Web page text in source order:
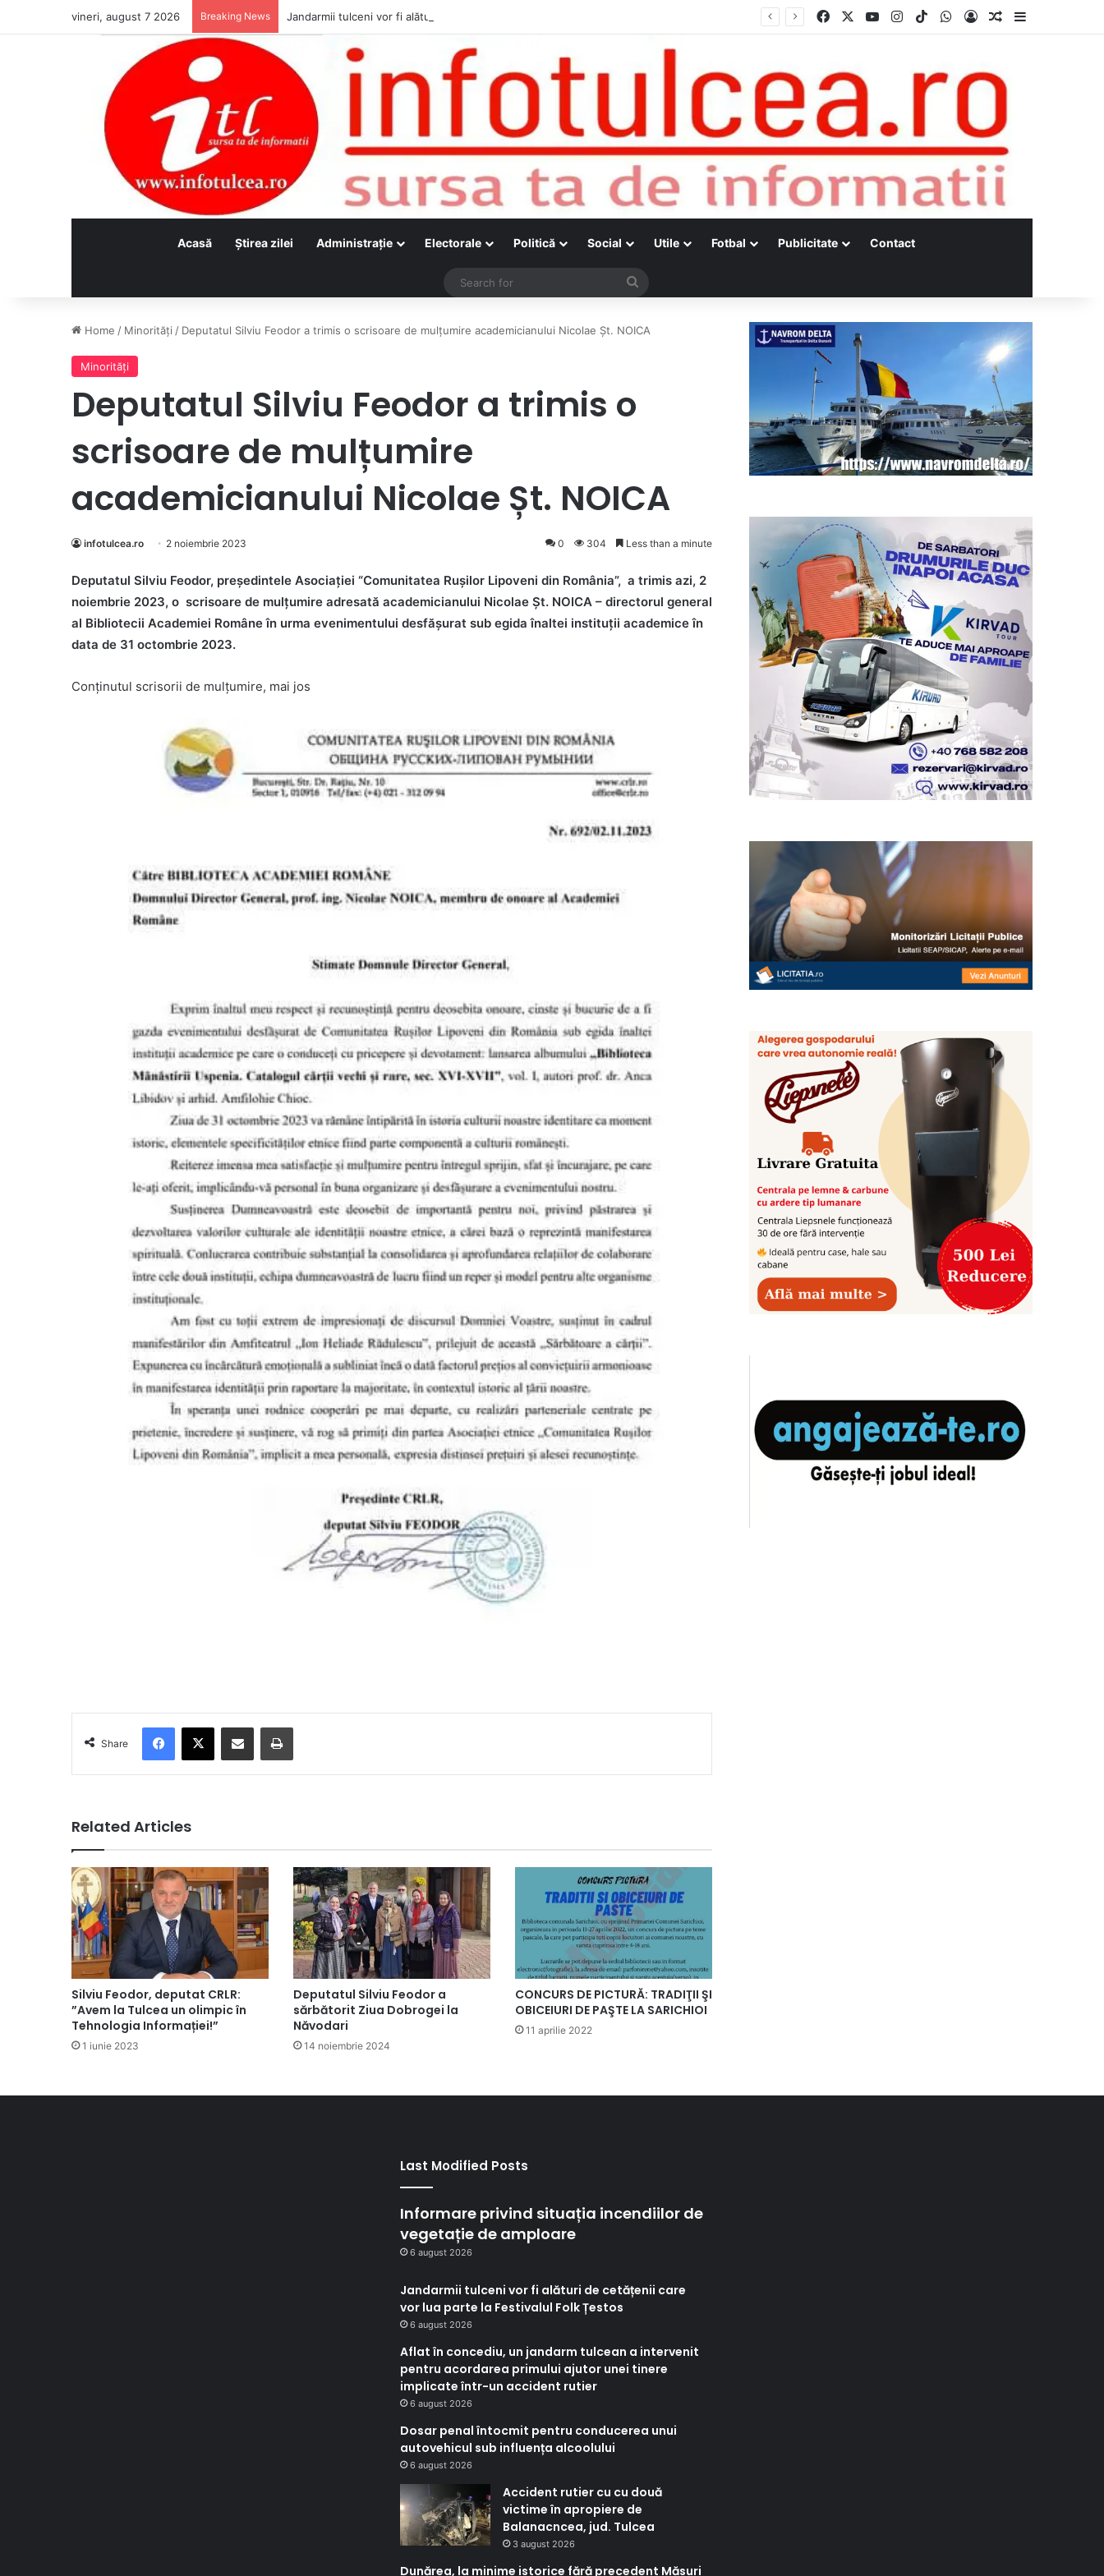
vineri, august 7 2026 Breaking News Jandarmii tulceni vor fi alături de cetățenii care vor lua parte la Festivalul Folk Țestos Facebook YouTubeInstagram
TikTokWhatsApp
Log InRandom Article
Acasă Ştirea zilei Administraţie Electorale Politică Social Utile Fotbal Publicitate Contact
Search
Home / Minorităţi / Deputatul Silviu Feodor a trimis o scrisoare de mulțumire academicianului Nicolae Șt. NOICA
Minorităţi
Deputatul Silviu Feodor a trimis o
scrisoare de mulțumire
academicianului Nicolae Șt. NOICA
infotulcea.ro 2 noiembrie 2023 0 304 Less than a minute
Deputatul Silviu Feodor, președintele Asociației “Comunitatea Rușilor Lipoveni din România”, a trimis azi, 2
noiembrie 2023, o scrisoare de mulțumire adresată academicianului Nicolae Șt. NOICA – directorul general
al Bibliotecii Academiei Române în urma evenimentului desfășurat sub egida înaltei instituții academice în
data de 31 octombrie 2023.
Conținutul scrisorii de mulțumire, mai jos
Share
Related Articles
Silviu Feodor, deputat CRLR:
”Avem la Tulcea un olimpic în
Tehnologia Informației!”
1 iunie 2023
Deputatul Silviu Feodor a
sărbătorit Ziua Dobrogei la
Năvodari
14 noiembrie 2024
CONCURS DE PICTURĂ: TRADIŢII ŞI
OBICEIURI DE PAŞTE LA SARICHIOI
11 aprilie 2022
Last Modified Posts
Informare privind situația incendiilor de
vegetație de amploare
6 august 2026
Jandarmii tulceni vor fi alături de cetățenii care
vor lua parte la Festivalul Folk Țestos
6 august 2026
Aflat în concediu, un jandarm tulcean a intervenit
pentru acordarea primului ajutor unei tinere
implicate într-un accident rutier
6 august 2026
Dosar penal întocmit pentru conducerea unui
autovehicul sub influența alcoolului
6 august 2026
Accident rutier cu cu două
victime în apropiere de
Balanacncea, jud. Tulcea
3 august 2026
Dunărea, la minime istorice fără precedent Măsuri